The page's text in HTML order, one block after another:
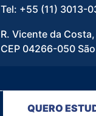
Tel: +55 (11) 3013-
R. Vicente da
CEP 04266-050
QUERO